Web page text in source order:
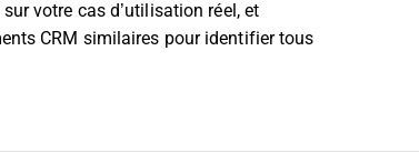
votre cas d’utilisation réel, et
CRM similaires pour identifier tous